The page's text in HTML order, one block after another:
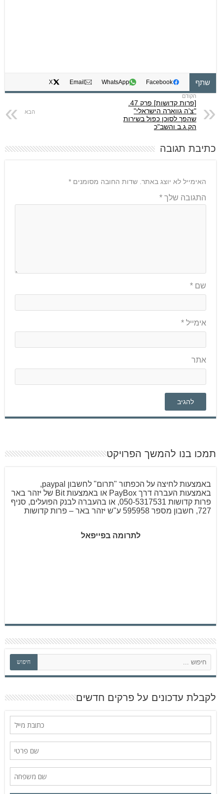
שתף Facebook
WhatsApp
Email
X
[פרות קדושות] פרק 47.
"צ'ה גווארה הישראלי"
שהפך לסוכן כפול בשירות
הק.ג.ב והשב"כ
כתיבת תגובה
האימייל לא יוצג באתר. שדות החובה מסומנים *
התגובה שלך *
שם *
אימייל *
אתר
תמכו בנו להמשך הפרויקט
באמצעות לחיצה על הכפתור "תרום" לחשבון paypal,
באמצעות העברה דרך PayBox או באמצעות Bit של יזהר באר
פרות קדושות 050-5317531, או בהעברה לבנק הפועלים, סניף
727, חשבון מספר 595958 ע"ש יזהר באר – פרות קדושות
לתרומה בפייפאל
פ
ש
חיפוש
לקבלת עדכונים על פרקים חדשים